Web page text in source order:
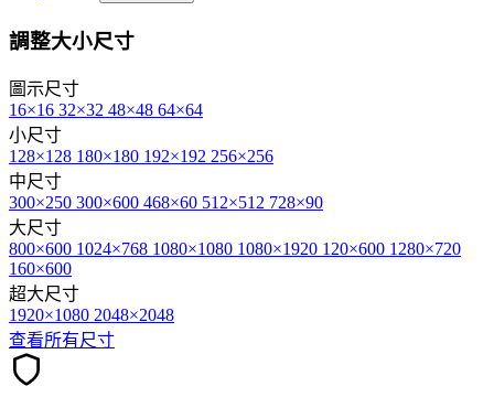
調整大小尺寸
圖示尺寸
16×16 32×32 48×48 64×64
小尺寸
128×128 180×180 192×192 256×256
中尺寸
300×250 300×600 468×60 512×512 728×90
大尺寸
800×600 1024×768 1080×1080 1080×1920 120×600 1280×720
160×600
超大尺寸
1920×1080 2048×2048
查看所有尺寸